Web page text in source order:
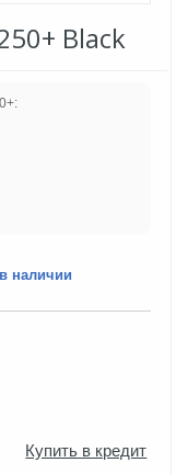
Black
наличии
Купить в кредит